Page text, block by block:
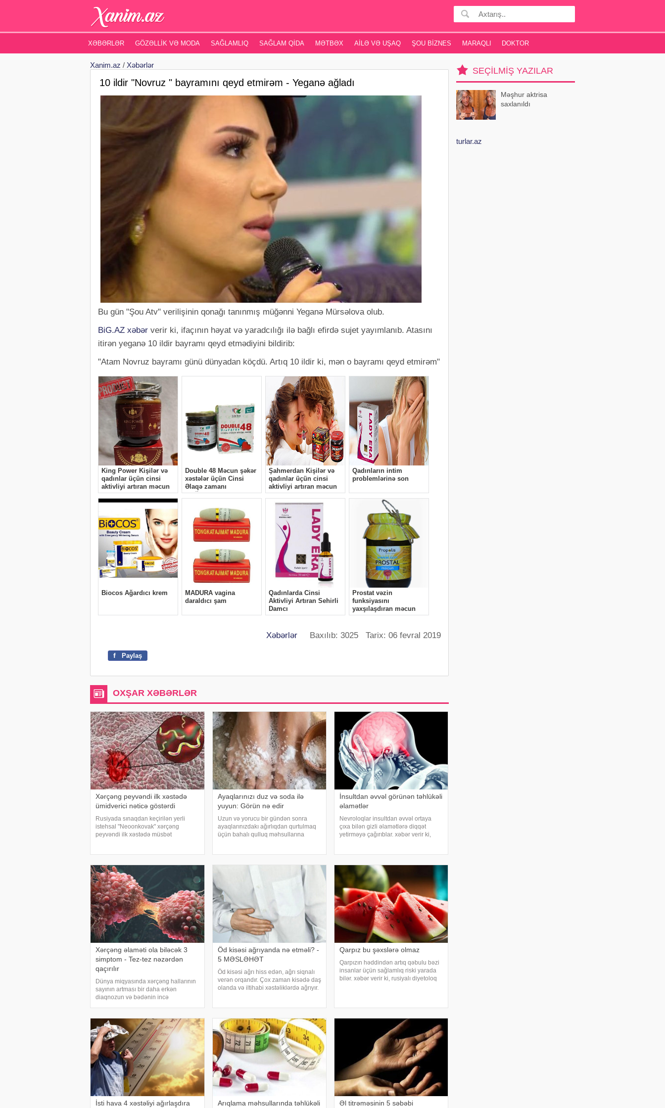
XƏBƏRLƏR GÖZƏLLIK VƏ MODA SAĞLAMLIQ SAĞLAM QIDA MƏTBƏX AILƏ VƏ UŞAQ ŞOU BIZNES MARAQLI DOKTOR
Xanim.az / Xəbərlər
10 ildir "Novruz " bayramını qeyd etmirəm - Yeganə ağladı
Bu gün "Şou Atv" verilişinin qonağı tanınmış müğənni Yeganə Mürsəlova olub.
BiG.AZ xəbər verir ki, ifaçının həyat və yaradcılığı ilə bağlı efirdə sujet yayımlanıb. Atasını
itirən yeganə 10 ildir bayramı qeyd etmədiyini bildirib:
"Atam Novruz bayramı günü dünyadan köçdü. Artıq 10 ildir ki, mən o bayramı qeyd etmirəm"
Xəbərlər Baxılıb: 3025 Tarix: 06 fevral 2019
f Paylaş
OXŞAR XƏBƏRLƏR
Xərçəng peyvəndi ilk xəstədə
ümidverici nəticə göstərdi
Rusiyada sınaqdan keçirilən yerli
istehsal "Neoonkovak" xərçəng
peyvəndi ilk xəstədə müsbət
Mikrobiologiya Mərkəzini
Ayaqlarınızı duz və soda ilə
yuyun: Görün nə edir
Uzun və yorucu bir gündən sonra
ayaqlarınızdakı ağırlıqdan qurtulmaq
üçün bahalı qulluq məhsullarına
çox vax
İnsultdan əvvəl görünən təhlükəli
əlamətlər
Nevroloqlar insultdan əvvəl ortaya
çıxa bilən gizli əlamətlərə diqqət
yetirməyə çağırıblar. xəbər verir ki,
Xərçəng əlaməti ola biləcək 3
simptom - Tez-tez nəzərdən
qaçırılır
Dünya miqyasında xərçəng hallarının
sayının artması bir daha erkən
diaqnozun və bədənin incə
Məşhur inancın əksinə olaraq,
xərçəng növləri həmişə ağı
Öd kisəsi ağrıyanda nə etməli? -
5 MƏSLƏHƏT
Öd kisəsi ağrı hiss edən, ağrı siqnalı
verən orqandır. Çox zaman kisədə daş
olanda və iltihabi xəstəliklərdə ağrıyır.
Qarpız bu şəxslərə olmaz
Qarpızın həddindən artıq qəbulu bəzi
insanlar üçün sağlamlıq riski yarada
bilər. xəbər verir ki, rusiyalı diyetoloq
İsti hava 4 xəstəliyi ağırlaşdıra Arıqlama məhsullarında təhlükəli Əl titrəməsinin 5 səbəbi
SEÇILMIŞ YAZILAR
Məşhur aktrisa
saxlanıldı
turlar.az